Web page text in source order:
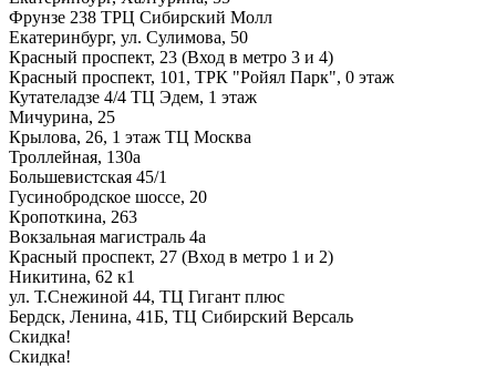
Фрунзе 238 ТРЦ Сибирский Молл
Екатеринбург, ул. Сулимова, 50
Красный проспект, 23 (Вход в метро 3 и 4)
Красный проспект, 101, ТРК "Ройял Парк", 0 этаж
Кутателадзе 4/4 ТЦ Эдем, 1 этаж
Мичурина, 25
Крылова, 26, 1 этаж ТЦ Москва
Троллейная, 130а
Большевистская 45/1
Гусинобродское шоссе, 20
Кропоткина, 263
Вокзальная магистраль 4а
Красный проспект, 27 (Вход в метро 1 и 2)
Никитина, 62 к1
ул. Т.Снежиной 44, ТЦ Гигант плюс
Бердск, Ленина, 41Б, ТЦ Сибирский Версаль
Скидка!
Скидка!